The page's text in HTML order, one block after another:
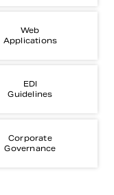
Web
Applications
EDI
Guidelines
Corporate
Governance